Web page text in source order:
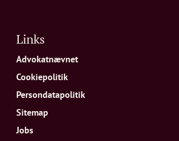
Links
Advokatnævnet
Cookiepolitik
Persondatapolitik
Sitemap
Jobs